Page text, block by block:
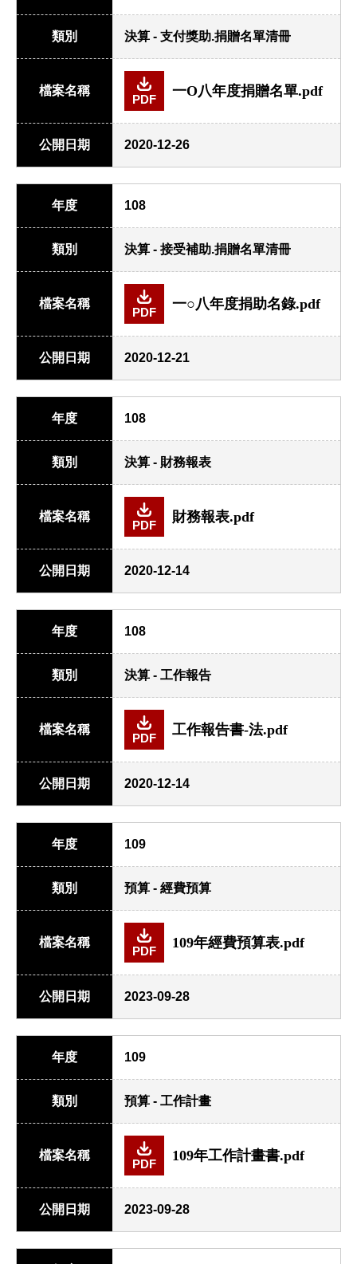
類別 決算 - 支付獎助.捐贈名單清冊
檔案名稱
PDF
一O八年度捐贈名單.pdf
公開日期 2020-12-26
年度 108
類別 決算 - 接受補助.捐贈名單清冊
檔案名稱
PDF
一○八年度捐助名錄.pdf
公開日期 2020-12-21
年度 108
類別 決算 - 財務報表
檔案名稱
PDF
財務報表.pdf
公開日期 2020-12-14
年度 108
類別 決算 - 工作報告
檔案名稱
PDF
工作報告書-法.pdf
公開日期 2020-12-14
年度 109
類別 預算 - 經費預算
檔案名稱
PDF
109年經費預算表.pdf
公開日期 2023-09-28
年度 109
類別 預算 - 工作計畫
檔案名稱
PDF
109年工作計畫書.pdf
公開日期 2023-09-28